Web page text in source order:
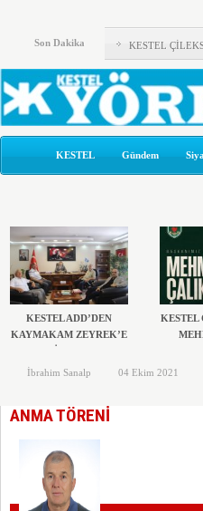
Son Dakika KESTEL
Kestel’de Eğitim
Türkiye Yeni Bir
ÖNCE KAFA
KOLTUKTAR
Karacabey ve
Kestel’in
MHP’DE
KESTEL Gündem
KESTEL ADD’DEN
KAYMAKAM ZEYREK’E
KESTEL
İbrahim Sanalp 04 Ekim 2021
ANMA TÖRENİ